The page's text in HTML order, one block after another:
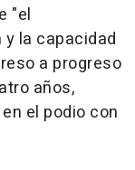
"el
la capacidad
a progreso
años,
el podio con